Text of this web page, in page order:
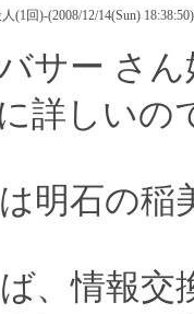
(1回)-(2008/12/14(Sun) 18:38:50)
サー さ
詳しいの
明石の稲
、情報交